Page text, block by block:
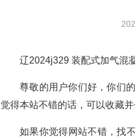
辽2024j329 装配式加气混
尊敬的用户你们好，你们
觉得本站不错的话，可以收藏并
如果你觉得网站不错，找